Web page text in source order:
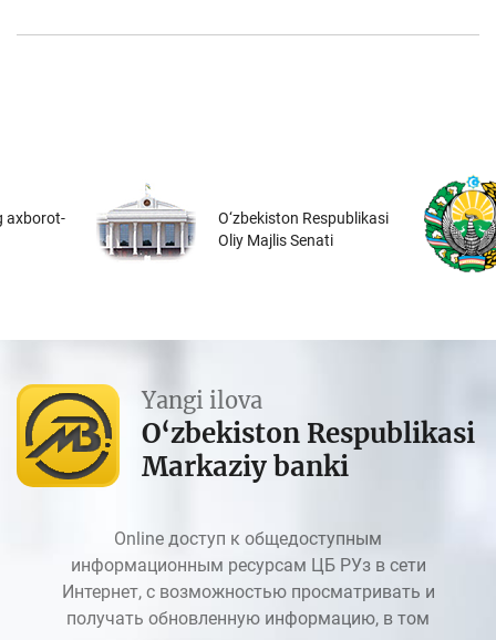
axborot-
O‘zbekiston Respublikasi
Oliy Majlis Senati
Yangi ilova
O‘zbekiston Respublikasi
Markaziy banki
Online доступ к общедоступным
информационным ресурсам ЦБ РУз в сети
Интернет, с возможностью просматривать и
получать обновленную информацию, в том